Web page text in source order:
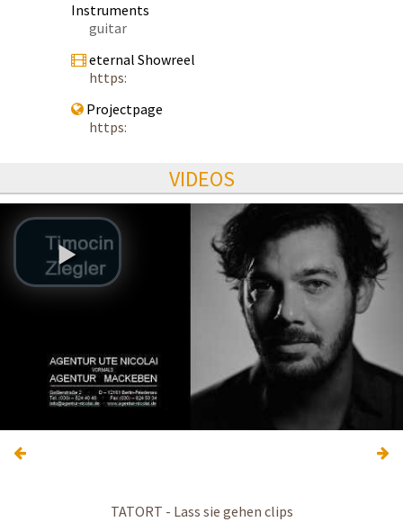
Instruments
guitar
eternal Showreel
https:
Projectpage
https:
VIDEOS
TATORT - Lass sie gehen clips